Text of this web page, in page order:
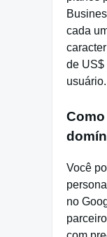
cada
de US$
usuário.
Você
no